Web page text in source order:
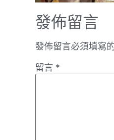
發佈留言
發佈留言必須填寫
留言 *